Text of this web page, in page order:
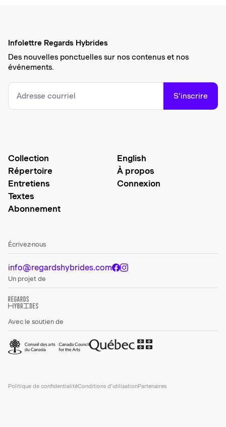
Infolettre Regards Hybrides
Des nouvelles ponctuelles sur nos contenus et nos
événements.
S’inscrire
Collection
Répertoire
Entretiens
Textes
Abonnement
English
À propos
Connexion
Écrivez-nous
info@regardshybrides.com
Un projet de
Avec le soutien de
Politique de confidentialitéConditions d’utilisationPartenaires